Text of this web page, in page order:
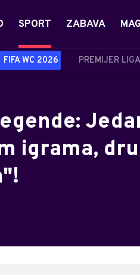
SPORT
FIFA WC 2026 PREMIJER
ZABAVA
igrama,